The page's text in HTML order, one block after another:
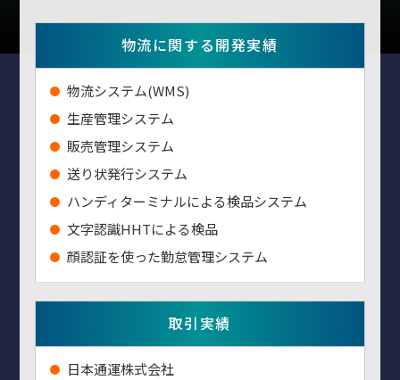
物流に関する開発実績
物流システム(WMS)
生産管理システム
販売管理システム
送り状発行システム
ハンディターミナルによる検品システム
⽂字認識HHTによる検品
顔認証を使った勤怠管理システム
取引実績
⽇本通運株式会社